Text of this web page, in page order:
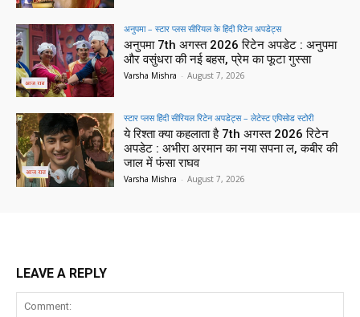
अनुपमा – स्टार प्लस सीरियल के हिंदी रिटेन अपडेट्स
अनुपमा 7th अगस्त 2026 रिटेन अपडेट : अनुपमा
और वसुंधरा की नई बहस, प्रेम का फूटा गुस्सा
Varsha Mishra - August 7, 2026
स्टार प्लस हिंदी सीरियल रिटेन अपडेट्स – लेटेस्ट एपिसोड स्टोरी
ये रिश्ता क्या कहलाता है 7th अगस्त 2026 रिटेन
अपडेट : अभीरा अरमान का नया सपना ल, कबीर की
जाल में फंसा राघव
Varsha Mishra - August 7, 2026
LEAVE A REPLY